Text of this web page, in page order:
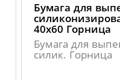
Бумага для
40х60 Горница
Бумага для
силик. Горница